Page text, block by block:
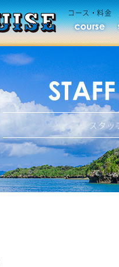
コース・料金
スタッ